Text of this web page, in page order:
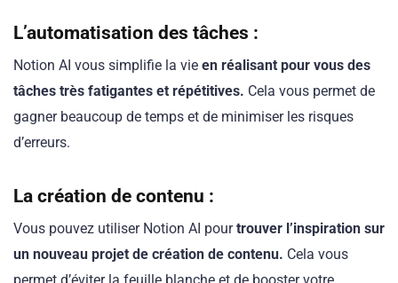
L’automatisation des tâches :
Notion AI vous simplifie la vie en réalisant pour vous des
tâches très fatigantes et répétitives. Cela vous permet de
gagner beaucoup de temps et de minimiser les risques
d’erreurs.
La création de contenu :
Vous pouvez utiliser Notion AI pourtrouver l’inspiration sur
un nouveau projet de création de contenu. Cela vous